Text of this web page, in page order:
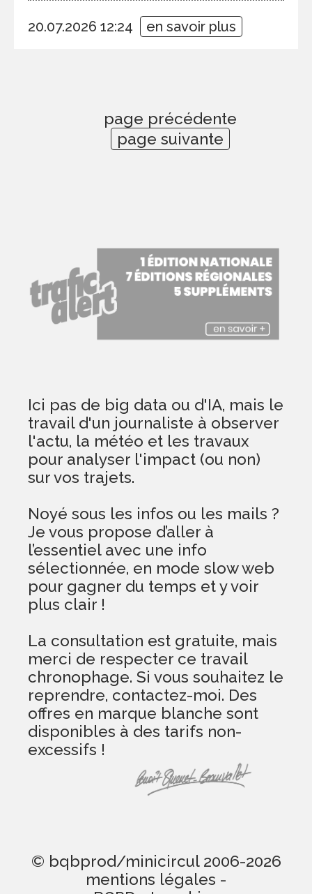
20.07.2026 12:24 en savoir plus
page précédente
page suivante
Ici pas de big data ou d'IA, mais le
travail d'un journaliste à observer
l'actu, la météo et les travaux
pour analyser l'impact (ou non)
sur vos trajets.
Noyé sous les infos ou les mails ?
Je vous propose d’aller à
l’essentiel avec une info
sélectionnée, en mode slow web
pour gagner du temps et y voir
plus clair !
La consultation est gratuite, mais
merci de respecter ce travail
chronophage. Si vous souhaitez le
reprendre, contactez-moi. Des
offres en marque blanche sont
disponibles à des tarifs non-
excessifs !
© bqbprod/minicircul 2006-2026
mentions légales -